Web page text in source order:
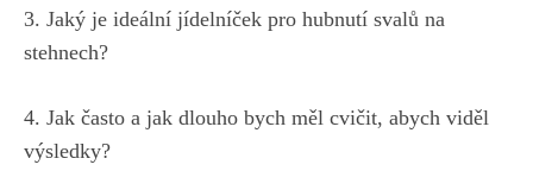
3.‌ Jaký je ideální jídelníček ⁤pro hubnutí⁢ svalů na
stehnech?
4. Jak často ‌a ‌jak dlouho​ bych ‌měl cvičit,⁣ abych viděl
výsledky?